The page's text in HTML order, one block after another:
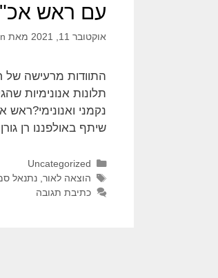
עם ראש
אוקטובר 11, 2021 מאת
התוודות מרעישה
תלונות אנונימיות
נקמני
שיתף באולפננו רן
Uncategorized
הוצאה לאור, נתנאל
כתיבת תגובה